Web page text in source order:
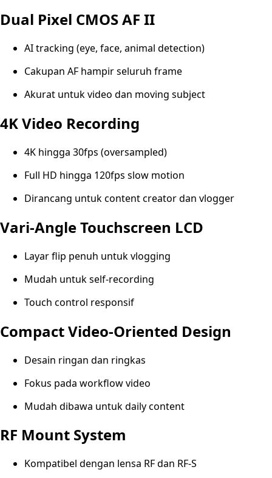
Dual Pixel CMOS AF II
AI tracking (eye, face, animal detection)
Cakupan AF hampir seluruh frame
Akurat untuk video dan moving subject
4K Video Recording
4K hingga 30fps (oversampled)
Full HD hingga 120fps slow motion
Dirancang untuk content creator dan vlogger
Vari-Angle Touchscreen LCD
Layar flip penuh untuk vlogging
Mudah untuk self-recording
Touch control responsif
Compact Video-Oriented Design
Desain ringan dan ringkas
Fokus pada workflow video
Mudah dibawa untuk daily content
RF Mount System
Kompatibel dengan lensa RF dan RF-S